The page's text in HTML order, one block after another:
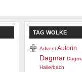
TAG WOLKE
AdventAutorin
Dagmar
Hallerbach